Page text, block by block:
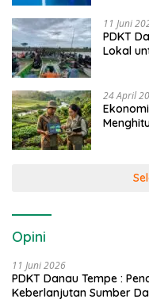
11 Juni
PDKT
Lokal
24 April
Opini
11 Juni 2026
PDKT Danau Tempe :
Keberlanjutan Sumber